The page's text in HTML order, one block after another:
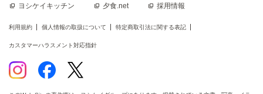
ヨシケイキッチン 夕食.net 採用情報
利用規約 個人情報の取扱について 特定商取引法に関する表記
カスタマーハラスメント対応指針